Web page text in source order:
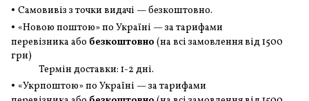
• Самовивіз з точки видачі — безкоштовно.
• «Новою поштою» по Україні — за тарифами
перевізника або безкоштовно (на всі замовленнявід 1500
грн)
Термін доставки: 1-2 дні.
• «Укрпоштою» по Україні — за тарифами